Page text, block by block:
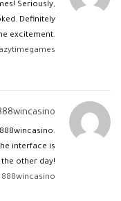
Seriously,
Definitely
excitement.
interface is
other day!
888wincasino